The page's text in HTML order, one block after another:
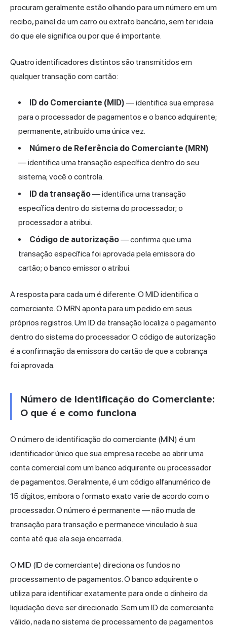
procuram geralmente estão olhando para um número em um
recibo, painel de um carro ou extrato bancário, sem ter ideia
do que ele significa ou por que é importante.
Quatro identificadores distintos são transmitidos em
qualquer transação com cartão:
ID do Comerciante (MID) — identifica sua empresa
para o processador de pagamentos e o banco adquirente;
permanente, atribuído uma única vez.
Número de Referência do Comerciante (MRN)
— identifica uma transação específica dentro do seu
sistema; você o controla.
ID da transação— identifica uma transação
específica dentro do sistema do processador; o
processador a atribui.
Código de autorização— confirma que uma
transação específica foi aprovada pela emissora do
cartão; o banco emissor o atribui.
A resposta para cada um é diferente. O MID identifica o
comerciante. O MRN aponta para um pedido em seus
próprios registros. Um ID de transação localiza o pagamento
dentro do sistema do processador. O código de autorização
é a confirmação da emissora do cartão de que a cobrança
foi aprovada.
Número de Identificação do Comerciante:
O que é e como funciona
O número de identificação do comerciante (MIN) é um
identificador único que sua empresa recebe ao abrir uma
conta comercial com um banco adquirente ou processador
de pagamentos. Geralmente, é um código alfanumérico de
15 dígitos, embora o formato exato varie de acordo com o
processador. O número é permanente — não muda de
transação para transação e permanece vinculado à sua
conta até que ela seja encerrada.
O MID (ID de comerciante) direciona os fundos no
processamento de pagamentos. O banco adquirente o
utiliza para identificar exatamente para onde o dinheiro da
liquidação deve ser direcionado. Sem um ID de comerciante
válido, nada no sistema de processamento de pagamentos